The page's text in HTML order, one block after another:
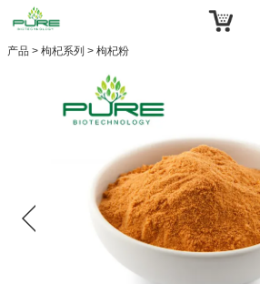
产品 > 枸杞系列 > 枸杞粉